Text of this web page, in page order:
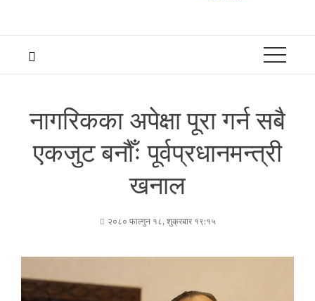
नागरिकका अपेक्षा पूरा गर्न सबै
एकजुट बनौँः पूर्वप्रधानमन्त्री
खनाल
२०८० फाल्गुन १८, शुक्रबार १९:१५